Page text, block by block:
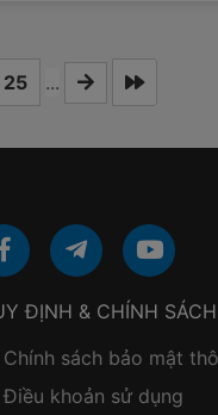
25 ...
ĐỊNH & CHÍNH SÁCH
Chính sách bảo mật
Điều khoản sử dụng